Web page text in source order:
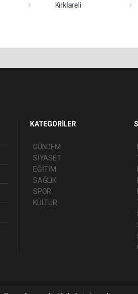
Kırklareli
KATEGORİLER
GÜNDEM
SİYASET
EĞİTİM
SAĞLIK
SPOR
KÜLTÜR